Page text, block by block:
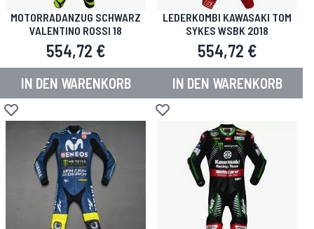
MOTORRADANZUG SCHWARZ
VALENTINO ROSSI 18
554,72 €
IN DEN WARENKORB
Zur Wunschliste hinzufügen
LEDERKOMBI KAWASAKI TOM
SYKES WSBK 2018
554,72 €
IN DEN WARENKORB
Zur Wunschliste hinzufügen